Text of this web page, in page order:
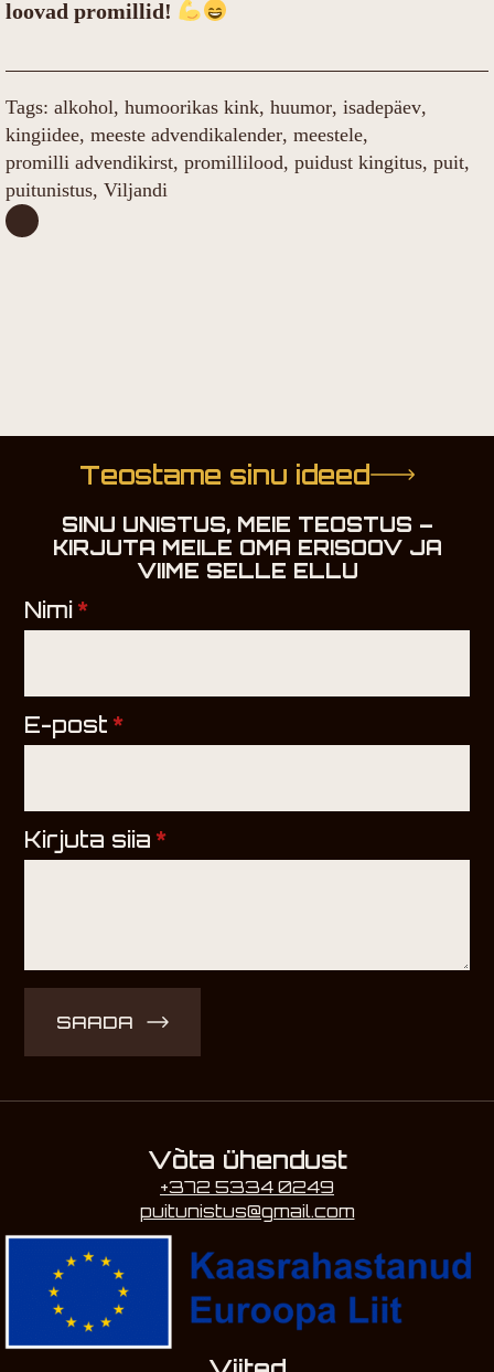
loovad promillid!
Tags: alkohol humoorikas kink huumor isadepäev
kingiidee meeste advendikalender meestele
promilli advendikirst promillilood puidust kingitus puit
puitunistus Viljandi
Teostame sinu ideed
SINU UNISTUS, MEIE TEOSTUS –
KIRJUTA MEILE OMA ERISOOV JA
VIIME SELLE ELLU
Nimi *
E-post *
Kirjuta siia *
SAADA
Võta ühendust
+372 5334 0249
puitunistus@gmail.com